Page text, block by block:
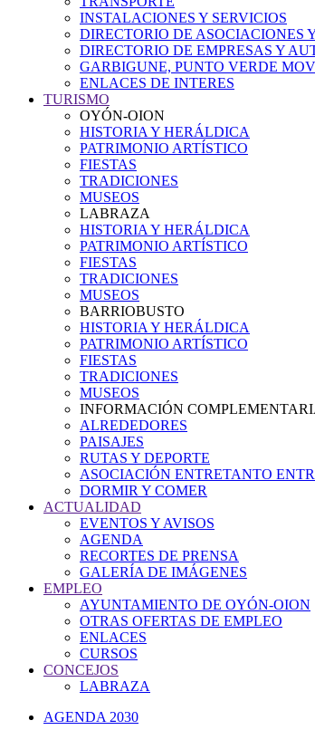
INSTALACIONES Y SERVICIOS
DIRECTORIO DE ASOCIACIONES
DIRECTORIO DE EMPRESAS Y
GARBIGUNE, PUNTO VERDE
ENLACES DE INTERES
TURISMO
OYÓN-OION
HISTORIA Y HERÁLDICA
PATRIMONIO ARTÍSTICO
FIESTAS
TRADICIONES
MUSEOS
LABRAZA
HISTORIA Y HERÁLDICA
PATRIMONIO ARTÍSTICO
FIESTAS
TRADICIONES
MUSEOS
BARRIOBUSTO
HISTORIA Y HERÁLDICA
PATRIMONIO ARTÍSTICO
FIESTAS
TRADICIONES
MUSEOS
INFORMACIÓN
ALREDEDORES
PAISAJES
RUTAS Y DEPORTE
ASOCIACIÓN ENTRETANTO
DORMIR Y COMER
ACTUALIDAD
EVENTOS Y AVISOS
AGENDA
RECORTES DE PRENSA
GALERÍA DE IMÁGENES
EMPLEO
AYUNTAMIENTO DE OYÓN-OION
OTRAS OFERTAS DE EMPLEO
ENLACES
CURSOS
CONCEJOS
LABRAZA
AGENDA 2030